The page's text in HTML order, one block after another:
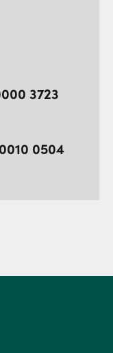
3723
0504